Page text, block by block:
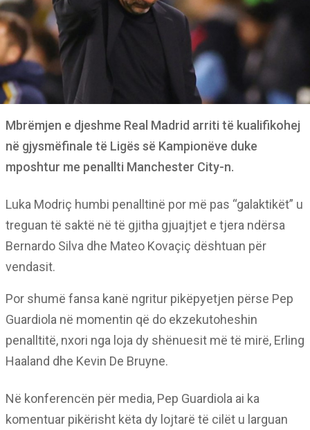
Mbrëmjen e djeshme Real Madrid arriti të kualifikohej
në gjysmëfinale të Ligës së Kampionëve duke
mposhtur me penallti Manchester City-n.
Luka Modriç humbi penalltinë por më pas “galaktikët” u
treguan të saktë në të gjitha gjuajtjet e tjera ndërsa
Bernardo Silva dhe Mateo Kovaçiç dështuan për
vendasit.
Por shumë fansa kanë ngritur pikëpyetjen përse Pep
Guardiola në momentin që do ekzekutoheshin
penalltitë, nxori nga loja dy shënuesit më të mirë, Erling
Haaland dhe Kevin De Bruyne.
Në konferencën për media, Pep Guardiola ai ka
komentuar pikërisht këta dy lojtarë të cilët u larguan